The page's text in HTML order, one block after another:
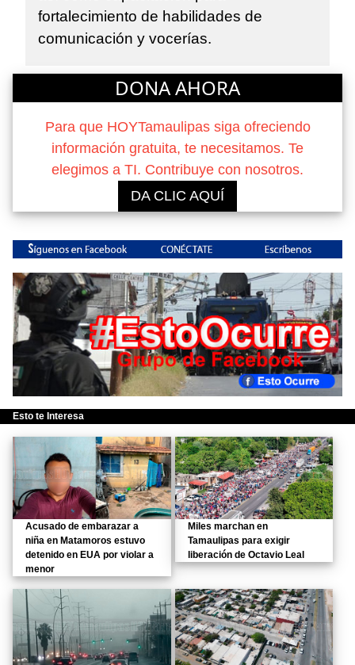
fortalecimiento de habilidades de
comunicación y vocerías.
DONA AHORA
Para que HOYTamaulipas siga ofreciendo
información gratuita, te necesitamos. Te
elegimos a TI. Contribuye con nosotros.
DA CLIC AQUÍ
Esto te Interesa
Acusado de embarazar a
niña en Matamoros estuvo
detenido en EUA por violar a
menor
Miles marchan en
Tamaulipas para exigir
liberación de Octavio Leal